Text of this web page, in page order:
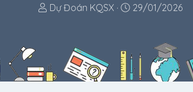
T
d
s
Dự Đoán KQSX
N
g
ử
i
29/01/2026